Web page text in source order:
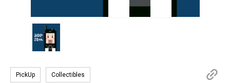
PickUp Collectibles